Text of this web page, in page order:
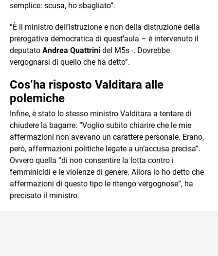
semplice: scusa, ho sbagliato”.
“È il ministro dell’Istruzione e non della distruzione della
prerogativa democratica di quest’aula – è intervenuto il
deputato Andrea Quattrini del M5s -. Dovrebbe
vergognarsi di quello che ha detto”.
Cos’ha risposto Valditara alle
polemiche
Infine, è stato lo stesso ministro Valditara a tentare di
chiudere la bagarre: “Voglio subito chiarire che le mie
affermazioni non avevano un carattere personale. Erano,
però, affermazioni politiche legate a un’accusa precisa”.
Ovvero quella “di non consentire la lotta contro i
femminicidi e le violenze di genere. Allora io ho detto che
affermazioni di questo tipo le ritengo vergognose”, ha
precisato il ministro.